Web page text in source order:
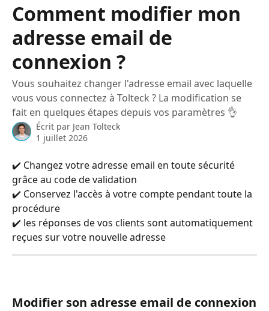
Comment modifier mon
adresse email de
connexion ?
Vous souhaitez changer l'adresse email avec laquelle
vous vous connectez à Tolteck ? La modification se
fait en quelques étapes depuis vos paramètres 👌
Écrit par Jean Tolteck
1 juillet 2026
✔️ Changez votre adresse email en toute sécurité
grâce au code de validation
✔️ Conservez l'accès à votre compte pendant toute la
procédure
✔️ les réponses de vos clients sont automatiquement
reçues sur votre nouvelle adresse
Modifier son adresse email de connexion